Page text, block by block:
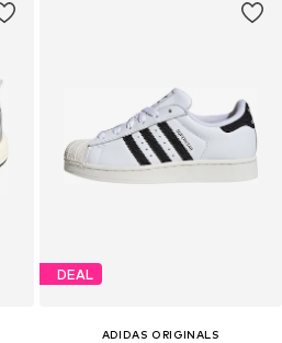
DEAL
ADIDAS ORIGINALS